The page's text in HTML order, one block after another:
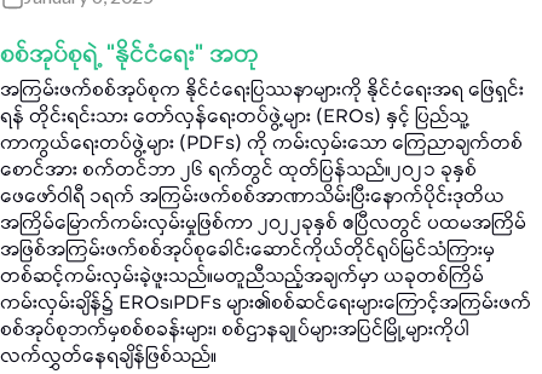
စစ်အုပ်စုရဲ့ “နိုင်ငံရေး” အတု
အကြမ်းဖက်စစ်အုပ်စုက နိုင်ငံရေးပြဿနာများကို နိုင်ငံရေးအရ ဖြေရှင်း
ရန် တိုင်းရင်းသား တော်လှန်ရေးတပ်ဖွဲ့များ (EROs) နှင့် ပြည်သူ့
ကာကွယ်ရေးတပ်ဖွဲ့များ (PDFs) ကို ကမ်းလှမ်းသော ကြေညာချက်တစ်
စောင်အား စက်တင်ဘာ ၂၆ ရက်တွင် ထုတ်ပြန်သည်။၂၀၂၁ ခုနှစ်
ဖေဖော်ဝါရီ ၁ရက် အကြမ်းဖက်စစ်အာဏာသိမ်းပြီးနောက်ပိုင်းဒုတိယ
အကြိမ်မြောက်ကမ်းလှမ်းမှုဖြစ်ကာ ၂၀၂၂ခုနှစ် ဧပြီလတွင် ပထမအကြိမ်
အဖြစ်အကြမ်းဖက်စစ်အုပ်စုခေါင်းဆောင်ကိုယ်တိုင်ရုပ်မြင်သံကြားမှ
တစ်ဆင့်ကမ်းလှမ်းခဲ့ဖူးသည်။မတူညီသည့်အချက်မှာ ယခုတစ်ကြိမ်
ကမ်းလှမ်းချိန်၌ EROs၊PDFs များ၏စစ်ဆင်ရေးများကြောင့်အကြမ်းဖက်
စစ်အုပ်စုဘက်မှစစ်စခန်းများ၊ စစ်ဌာနချုပ်များအပြင်မြို့များကိုပါ
လက်လွှတ်နေရချိန်ဖြစ်သည်။